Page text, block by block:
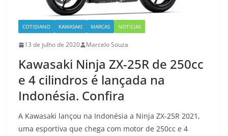
COTIDIANO KAWASAKI MARCAS NOTÍCIAS
13 de julho de 2020 Marcelo Souza
Kawasaki Ninja ZX-25R de 250cc
e 4 cilindros é lançada na
Indonésia. Confira
A Kawasaki lançou na Indonésia a Ninja ZX-25R 2021,
uma esportiva que chega com motor de 250cc e 4